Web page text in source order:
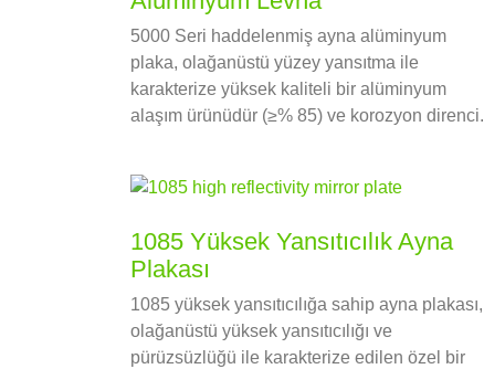
5000 Seri haddelenmiş ayna alüminyum
plaka, olağanüstü yüzey yansıtma ile
karakterize yüksek kaliteli bir alüminyum
alaşım ürünüdür (≥% 85) ve korozyon direnci.
elde eder, 5000 seri alaşımlar.
1085 Yüksek Yansıtıcılık Ayna
Plakası
1085 yüksek yansıtıcılığa sahip ayna plakası,
olağanüstü yüksek yansıtıcılığı ve
pürüzsüzlüğü ile karakterize edilen özel bir